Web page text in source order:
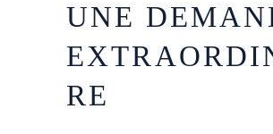
UNE
RE